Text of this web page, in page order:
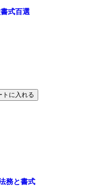
式百選
トに入れる
務と書式